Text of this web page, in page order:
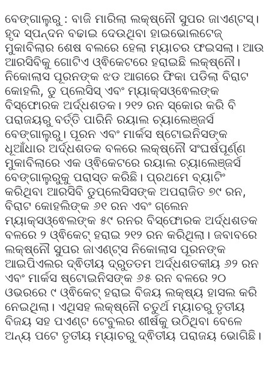
ବେଙ୍ଗାଲୁରୁ : ବାଜି ମାରିଲା ଲକ୍ଷ୍ନୌ ସୁପର ଜାଏଣ୍ଟସ୍।
ହୃଦ ସ୍ପନ୍ଦନ ବଢାଇ ଦେଉଥିବା ହାଇଭୋଲଟେଜ୍
ମୁକାବିଲାର ଶେଷ ବଲରେ ହେଲା ମ୍ୟାଚର ଫଇସଲା। ଆଉ
ଆରସିବିକୁ ଗୋଟିଏ ଓ୍ଵିକେଟରେ ହରାଇଛି ଲକ୍ଷ୍ନୌ।
ନିକୋଲାସ ପୂରନଙ୍କ ଝଡ ଆଗରେ ଫିକା ପଡିଲା ବିରାଟ
କୋହଲି, ଡୁ ପ୍ଲେସିସ୍ ଏବଂ ମ୍ୟାକ୍ସଓ୍ଵେଲଙ୍କ
ବିସ୍ଫୋରକ ଅର୍ଦ୍ଧଶତକ। ୨୧୨ ରନ ସ୍କୋର କରି ବି
ପରାଜୟରୁ ବର୍ତ୍ତି ପାରିନି ରୟାଲ ଚ୍ୟାଲେଞ୍ଜର୍ସ
ବେଙ୍ଗାଲୁରୁ। ପୂରନ ଏବଂ ମାର୍କସ ଷ୍ଟୋଇନିସଙ୍କ
ଧୂଆଁଧାର ଅର୍ଦ୍ଧଶତକ ବଳରେ ଲକ୍ଷ୍ନୌ ସଂଘର୍ଷପୂର୍ଣ୍ଣ
ମୁକାବିଲାରେ ଏକ ଓ୍ଵିକେଟରେ ରୟାଲ ଚ୍ୟାଲେଞ୍ଜର୍ସ
ବେଙ୍ଗାଲୁରୁକୁ ପରାସ୍ତ କରିଛି। ପ୍ରଥମେ ବ୍ୟାଟିଂ
କରିଥିବା ଆରସିବି ଡୁପ୍ଲେସିସଙ୍କ ଅପରାଜିତ ୭୯ ରନ,
ବିରାଟ କୋହଲିଙ୍କ ୬୧ ରନ ଏବଂ ଗ୍ଲେନ
ମ୍ୟାକ୍ସଓ୍ଵେଲଙ୍କ ୫୯ ରନର ବିସ୍ଫୋରକ ଅର୍ଦ୍ଧଶତକ
ବଳରେ ୨ ଓ୍ଵିକେଟ୍ ହରାଇ ୨୧୨ ରନ କରିଥିଲା। ଜବାବରେ
ଲକ୍ଷ୍ନୌ ସୁପର ଜାଏଣ୍ଟ୍ସ ନିକୋଲାସ ପୂରନଙ୍କ
ଆଇପିଏଲର ଦ୍ଵିତୀୟ ଦ୍ରୁତତମ ଅର୍ଦ୍ଧଶତକୀୟ ୬୨ ରନ
ଏବଂ ମାର୍କସ ଷ୍ଟୋଇନିସଙ୍କ ୬୫ ରନ ବଳରେ ୨୦
ଓଭରରେ ୯ ଓ୍ଵିକେଟ୍ ହରାଇ ବିଜୟ ଲକ୍ଷ୍ୟ ହାସଲ କରି
ନେଇଥିଲା। ଏଥିସହ ଲକ୍ଷ୍ନୌ ଚତୁର୍ଥ ମ୍ୟାଚରୁ ତୃତୀୟ
ବିଜୟ ସହ ପଏଣ୍ଟ ଟେବୁଲର ଶୀର୍ଷକୁ ଉଠିଥିବା ବେଳେ
ଅନ୍ୟ ପଟେ ତୃତୀୟ ମ୍ୟାଚରୁ ଦ୍ଵିତୀୟ ପରାଜୟ ଭୋଗିଛି।